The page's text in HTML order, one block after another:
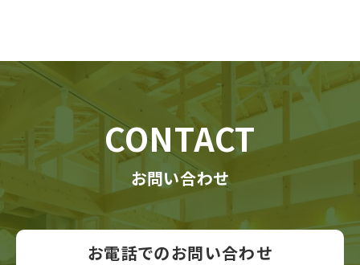
CONTACT
お問い合わせ
お電話でのお問い合わせ